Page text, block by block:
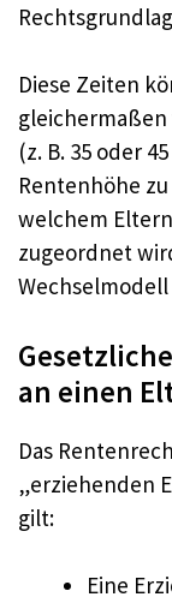
Diese Zeiten
(z. B. 35 oder
Rentenhöhe
welchem
zugeordnet
Wechselmodell
an einen
Das
„erziehenden
gilt:
Eine